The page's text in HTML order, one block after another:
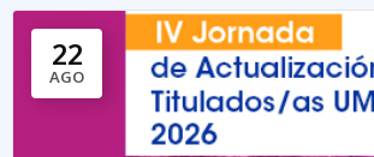
22
AGO